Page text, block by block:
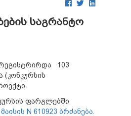
საგრანტო
103
(კონკურსის
ფარგლებში
N 610923 ბრძანება.